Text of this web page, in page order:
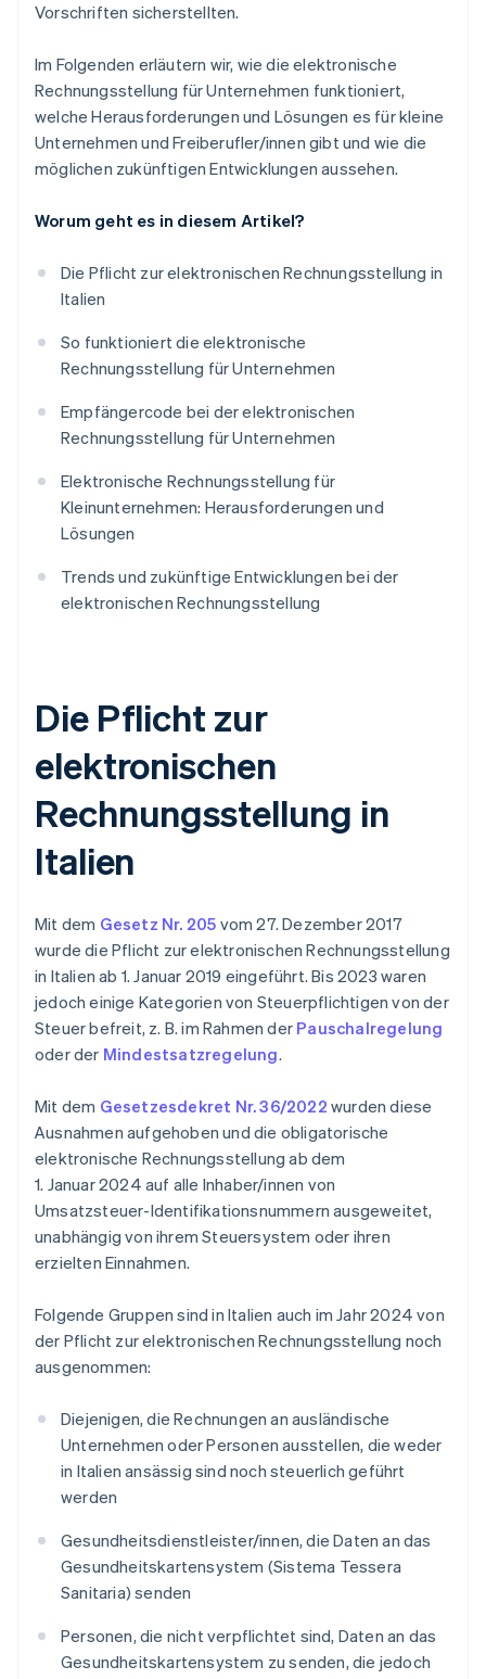
Vorschriften sicherstellten.
Im Folgenden erläutern wir, wie die elektronische
Rechnungsstellung für Unternehmen funktioniert,
welche Herausforderungen und Lösungen es für kleine
Unternehmen und Freiberufler/innen gibt und wie die
möglichen zukünftigen Entwicklungen aussehen.
Worum geht es in diesem Artikel?
Die Pflicht zur elektronischen Rechnungsstellung in
Italien
So funktioniert die elektronische
Rechnungsstellung für Unternehmen
Empfängercode bei der elektronischen
Rechnungsstellung für Unternehmen
Elektronische Rechnungsstellung für
Kleinunternehmen: Herausforderungen und
Lösungen
Trends und zukünftige Entwicklungen bei der
elektronischen Rechnungsstellung
Die Pflicht zur
elektronischen
Rechnungsstellung in
Italien
Mit dem Gesetz Nr. 205 vom 27. Dezember 2017
wurde die Pflicht zur elektronischen Rechnungsstellung
in Italien ab 1. Januar 2019 eingeführt. Bis 2023 waren
jedoch einige Kategorien von Steuerpflichtigen von der
Steuer befreit, z. B. im Rahmen der Pauschalregelung
oder der Mindestsatzregelung.
Mit dem Gesetzesdekret Nr. 36/2022 wurden diese
Ausnahmen aufgehoben und die obligatorische
elektronische Rechnungsstellung ab dem
1. Januar 2024 auf alle Inhaber/innen von
Umsatzsteuer-Identifikationsnummern ausgeweitet,
unabhängig von ihrem Steuersystem oder ihren
erzielten Einnahmen.
Folgende Gruppen sind in Italien auch im Jahr 2024 von
der Pflicht zur elektronischen Rechnungsstellung noch
ausgenommen:
Diejenigen, die Rechnungen an ausländische
Unternehmen oder Personen ausstellen, die weder
in Italien ansässig sind noch steuerlich geführt
werden
Gesundheitsdienstleister/innen, die Daten an das
Gesundheitskartensystem (Sistema Tessera
Sanitaria) senden
Personen, die nicht verpflichtet sind, Daten an das
Gesundheitskartensystem zu senden, die jedoch